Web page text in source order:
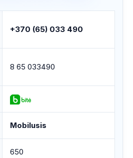
+370 (65) 033 490
8 65 033490
Mobilusis
650